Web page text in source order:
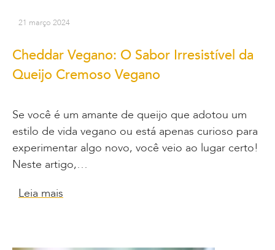
21 março 2024
Cheddar Vegano: O Sabor Irresistível da
Queijo Cremoso Vegano
Se você é um amante de queijo que adotou um
estilo de vida vegano ou está apenas curioso para
experimentar algo novo, você veio ao lugar certo!
Neste artigo,…
Leia mais